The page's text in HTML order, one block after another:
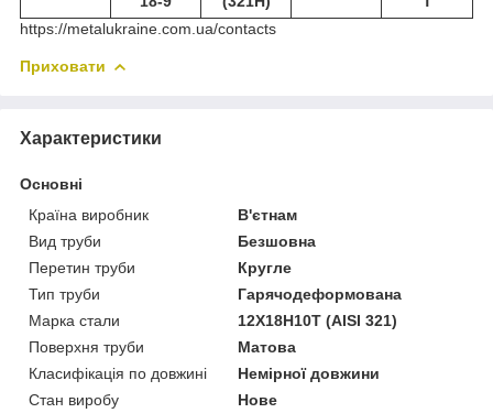
https://metalukraine.com.ua/contacts
Приховати
Характеристики
Основні
Країна виробник
В'єтнам
Вид труби
Безшовна
Перетин труби
Кругле
Тип труби
Гарячодеформована
Марка стали
12Х18Н10Т (AISI 321)
Поверхня труби
Матова
Класифікація по довжині
Немірної довжини
Стан виробу
Нове